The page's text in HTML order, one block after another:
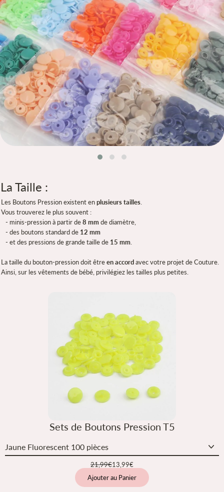
La Taille :
Les Boutons Pression existent enplusieurs tailles.
Vous trouverez le plus souvent :
- minis-pression à partir de8 mmde diamètre,
- des boutons standard de 12 mm
- et des pressions de grande taille de 15 mm.
La taille du bouton-pression doit êtreen accordavec votre projet de Couture.
Ainsi, sur les vêtements de bébé, privilégiez les tailles plus petites.
Sets de Boutons Pression T5
21,99€13,99€
Ajouter au Panier